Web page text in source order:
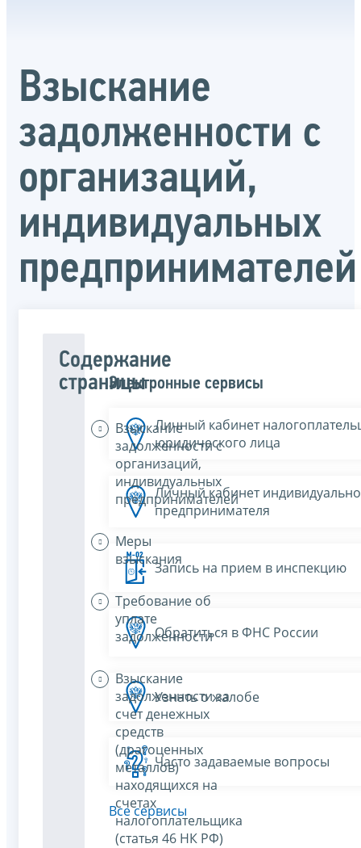
Взыскание
задолженности с
организаций,
индивидуальных
предпринимателей
Содержание
страницы
Взыскание
задолженности с
организаций,
индивидуальных
предпринимателей
Меры
взыскания
Требование об
уплате
задолженности
Взыскание
задолженности за
счет денежных
средств
(драгоценных
металлов)
находящихся на
счетах
налогоплательщика
(статья 46 НК РФ)
Электронные сервисы
Личный кабинет
юридического лица
Личный кабинет
предпринимателя
Запись на прием в инспекцию
Обратиться в ФНС России
Узнать о жалобе
Часто задаваемые вопросы
Все сервисы